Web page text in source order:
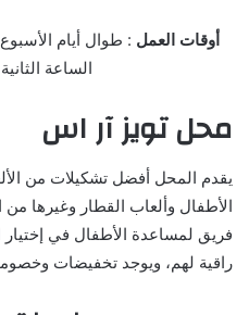
أوقات العمل : طوال أيام
الساعة
محل تويز آر اس
يقدم المحل أفضل تشكيلات من
الأطفال وألعاب القطار وغيرها من
فريق لمساعدة الأطفال في إختيار
راقية لهم، ويوجد تخفيضات